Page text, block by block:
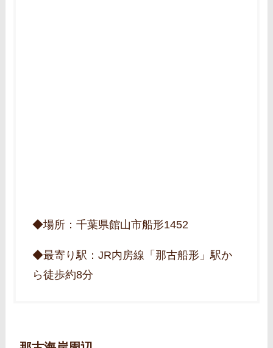
◆場所：千葉県館山市船形1452
◆最寄り駅：JR内房線「那古船形」駅か
ら徒歩約8分